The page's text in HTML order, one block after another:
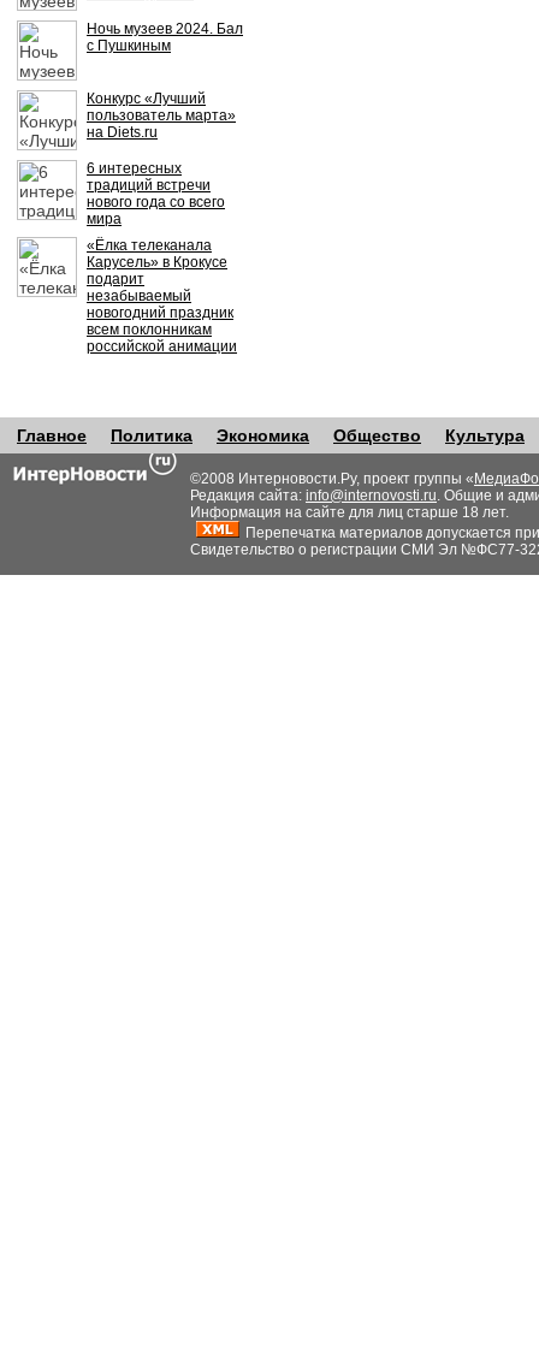
Ночь музеев 2024. Бал
с Пушкиным
Конкурс «Лучший
пользователь марта»
на Diets.ru
6 интересных
традиций встречи
нового года со всего
мира
«Ёлка телеканала
Карусель» в Крокусе
подарит
незабываемый
новогодний праздник
всем поклонникам
российской анимации
Главное Политика Экономика Общество Культура
©2008 Интерновости.Ру, проект группы «
Редакция сайта: info@internovosti.ru. Общие и
Информация на сайте для лиц старше 18 лет.
Перепечатка материалов допускается
Свидетельство о регистрации СМИ Эл №ФС77-